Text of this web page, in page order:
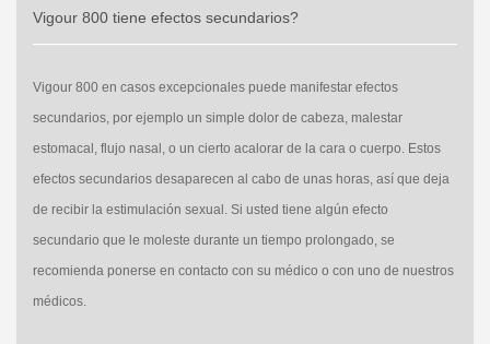
Vigour 800 tiene efectos secundarios?
Vigour 800 en casos excepcionales puede manifestar efectos
secundarios, por ejemplo un simple dolor de cabeza, malestar
estomacal, flujo nasal, o un cierto acalorar de la cara o cuerpo. Estos
efectos secundarios desaparecen al cabo de unas horas, así que deja
de recibir la estimulación sexual. Si usted tiene algún efecto
secundario que le moleste durante un tiempo prolongado, se
recomienda ponerse en contacto con su médico o con uno de nuestros
médicos.